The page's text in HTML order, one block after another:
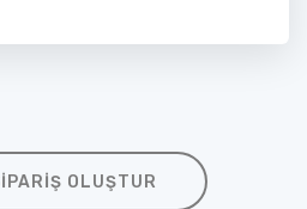
OLUŞTUR